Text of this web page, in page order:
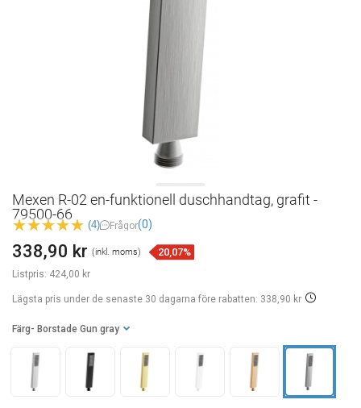
Mexen R-02 en-funktionell duschhandtag, grafit -
79500-66
(4) Frågor(0)
Listpris: 424,00 kr
338,90 kr (inkl. moms) 20,07%
Lägsta pris under de senaste 30 dagarna före rabatten: 338,90 kr
Färg - Borstade Gun gray